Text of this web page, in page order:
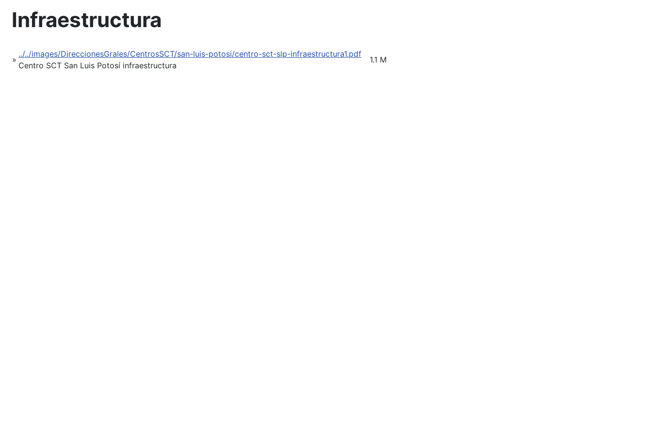
Infraestructura
»
../../images/DireccionesGrales/CentrosSCT/san-luis-potosi/centro-sct-slp-infraestructura1.pdf
Centro SCT San Luis Potosí infraestructura
1.1 M